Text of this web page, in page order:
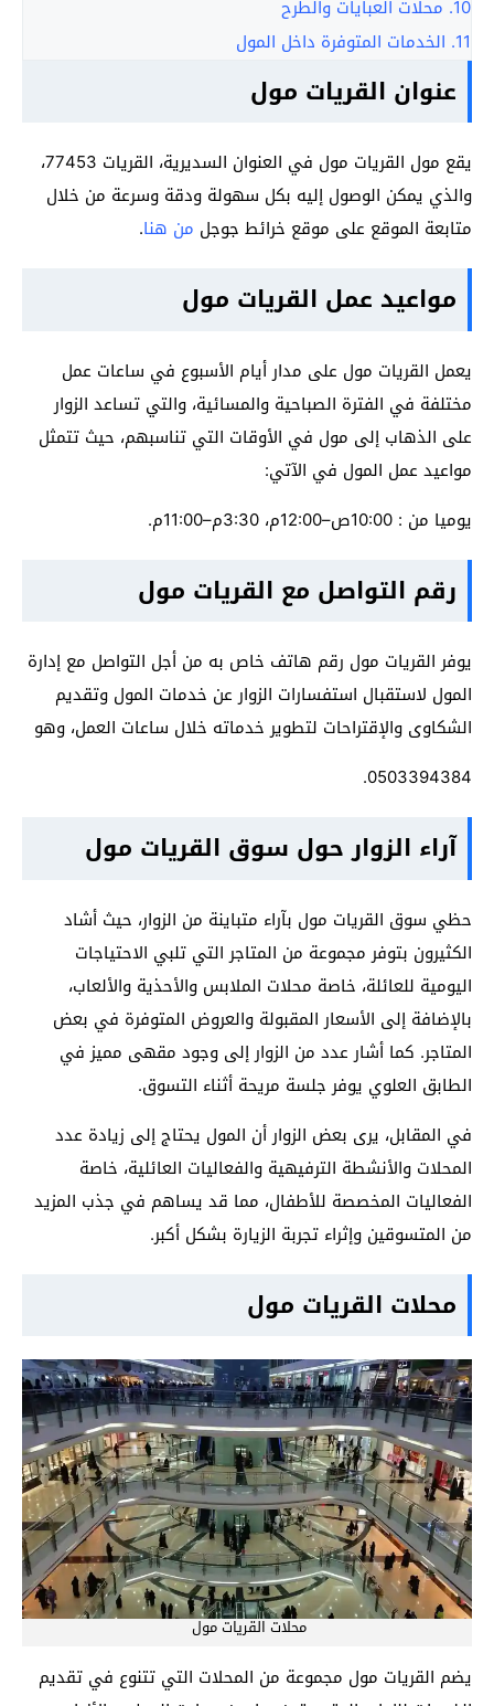
10. محلات العبايات والطرح
11. الخدمات المتوفرة داخل المول
عنوان القريات مول
يقع مول القريات مول في العنوان السديرية، القريات 77453،
والذي يمكن الوصول إليه بكل سهولة ودقة وسرعة من خلال
متابعة الموقع على موقع خرائط جوجل من هنا.
مواعيد عمل القريات مول
يعمل القريات مول على مدار أيام الأسبوع في ساعات عمل
مختلفة في الفترة الصباحية والمسائية، والتي تساعد الزوار
على الذهاب إلى مول في الأوقات التي تناسبهم، حيث تتمثل
مواعيد عمل المول في الآتي:
يوميا من : 10:00ص–12:00م، 3:30م–11:00م.
رقم التواصل مع القريات مول
يوفر القريات مول رقم هاتف خاص به من أجل التواصل مع إدارة
المول لاستقبال استفسارات الزوار عن خدمات المول وتقديم
الشكاوى والإقتراحات لتطوير خدماته خلال ساعات العمل، وهو
0503394384.
آراء الزوار حول سوق القريات مول
حظي سوق القريات مول بآراء متباينة من الزوار، حيث أشاد
الكثيرون بتوفر مجموعة من المتاجر التي تلبي الاحتياجات
اليومية للعائلة، خاصة محلات الملابس والأحذية والألعاب،
بالإضافة إلى الأسعار المقبولة والعروض المتوفرة في بعض
المتاجر. كما أشار عدد من الزوار إلى وجود مقهى مميز في
الطابق العلوي يوفر جلسة مريحة أثناء التسوق.
في المقابل، يرى بعض الزوار أن المول يحتاج إلى زيادة عدد
المحلات والأنشطة الترفيهية والفعاليات العائلية، خاصة
الفعاليات المخصصة للأطفال، مما قد يساهم في جذب المزيد
من المتسوقين وإثراء تجربة الزيارة بشكل أكبر.
محلات القريات مول
محلات القريات مول
يضم القريات مول مجموعة من المحلات التي تتنوع في تقديم